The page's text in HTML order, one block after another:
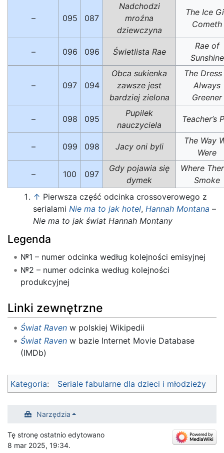
– 095 087
Nadchodzi
mroźna
dziewczyna
The Ice
Cometh
– 096 096 Świetlista Rae
Rae of
Sunshine
– 097 094
Obca sukienka
zawsze jest
bardziej zielona
The Dress
Always
Greener
– 098 095
Pupilek
nauczyciela
Teacher’s
– 099 098 Jacy oni byli
The Way
Were
– 100 097
Gdy pojawia się
dymek
Where
Smoke
↑ Pierwsza część odcinka crossoverowego z
serialami Nie ma to jak hotel, Hannah Montana –
Nie ma to jak świat Hannah Montany
Legenda
№1 – numer odcinka według kolejności emisyjnej
№2 – numer odcinka według kolejności
produkcyjnej
Linki zewnętrzne
Świat Ravenw polskiej Wikipedii
Świat Ravenw bazie Internet Movie Database
(IMDb)
Kategoria: Seriale fabularne dla dzieci i młodzieży
Narzędzia
Tę stronę ostatnio edytowano
8 mar 2025, 19:34.